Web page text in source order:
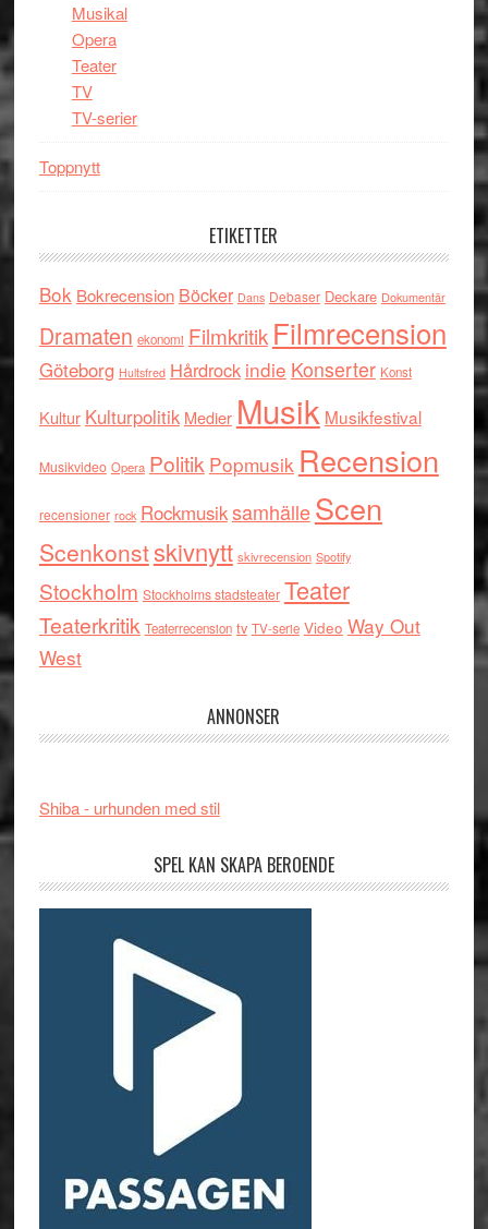
Musikal
Opera
Teater
TV
TV-serier
Toppnytt
ETIKETTER
Bok Bokrecension Böcker Dans Debaser Deckare Dokumentär
Dramaten ekonomi Filmkritik Filmrecension
Göteborg Hultsfred Hårdrock indie Konserter Konst
Kultur Kulturpolitik Medier Musik Musikfestival
Musikvideo Opera Politik Popmusik Recension
recensioner rock RockmusiksamhälleScen
Scenkonstskivnytt skivrecension Spotify
Stockholm Stockholms stadsteater Teater
Teaterkritik Teaterrecension tv TV-serie Video Way Out
West
ANNONSER
Shiba - urhunden med stil
SPEL KAN SKAPA BEROENDE